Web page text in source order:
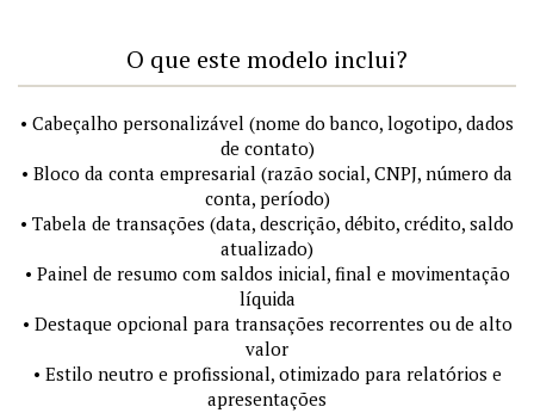
O que este modelo inclui?
• Cabeçalho personalizável (nome do banco, logotipo, dados
de contato)
• Bloco da conta empresarial (razão social, CNPJ, número da
conta, período)
• Tabela de transações (data, descrição, débito, crédito, saldo
atualizado)
• Painel de resumo com saldos inicial, final e movimentação
líquida
• Destaque opcional para transações recorrentes ou de alto
valor
• Estilo neutro e profissional, otimizado para relatórios e
apresentações